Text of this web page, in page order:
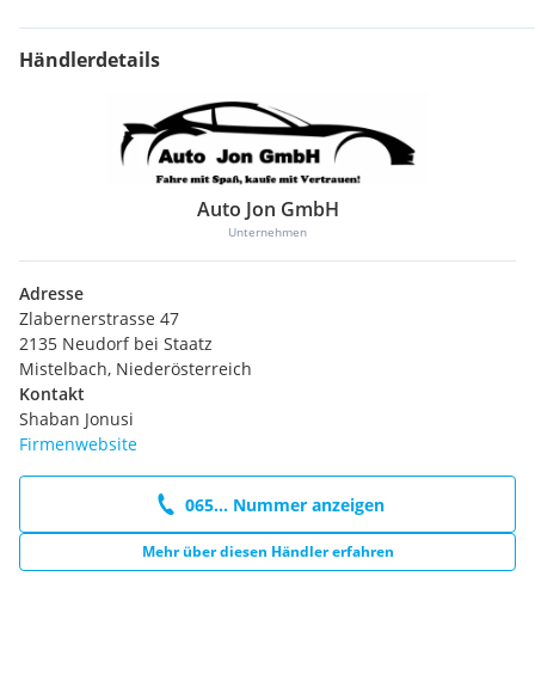
Händlerdetails
Auto Jon GmbH
Unternehmen
Adresse
Zlabernerstrasse 47
2135 Neudorf bei Staatz
Mistelbach, Niederösterreich
Kontakt
Shaban Jonusi
Firmenwebsite
065... Nummer anzeigen
Mehr über diesen Händler erfahren